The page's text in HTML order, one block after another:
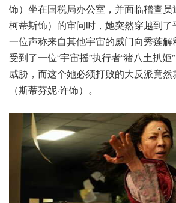
饰）坐在国税局办公室，并面临稽查员
柯蒂斯饰）的审问时，她突然穿越到了
一位声称来自其他宇宙的威门向秀莲
受到了一位“宇宙摇”执行者“猪八土扒
威胁，而这个她必须打败的大反派竟
（斯蒂芬妮·许饰）。